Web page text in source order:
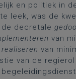
en politiek in
leek, was de
de decretale
van
realiseren van
van de